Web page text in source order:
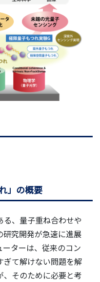
」の概要
、量子重ね合わせや
研究開発が急速に進展
ターは、従来のコン
ぎて解けない問題を解
、そのために必要と考